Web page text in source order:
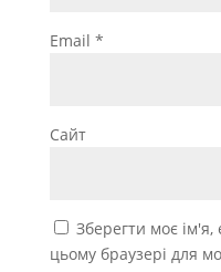
Email *
Сайт
Зберегти моє ім'я,
цьому браузері для